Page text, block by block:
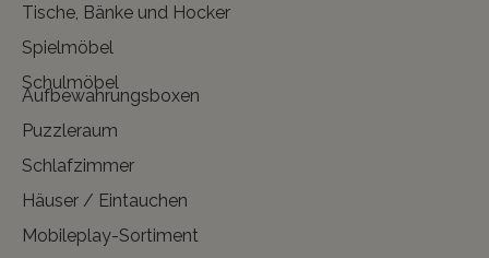
Tische, Bänke und Hocker
Spielmöbel
Schulmöbel
Aufbewahrungsboxen
Puzzleraum
Schlafzimmer
Häuser / Eintauchen
Mobileplay-Sortiment